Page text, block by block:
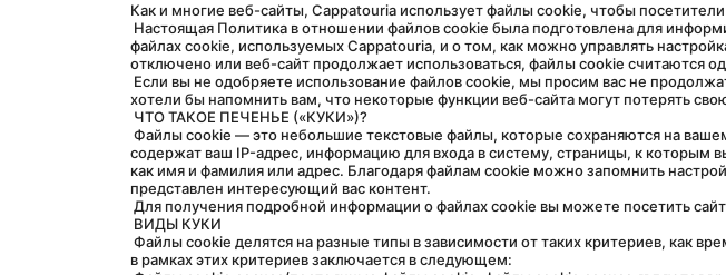
Как и многие веб-сайты, Cappatouria использует файлы cookie, чтобы
файлах cookie, используемых Cappatouria, и о том, как можно управлять
отключено или веб-сайт продолжает использоваться, файлы cookie считаются
хотели бы напомнить вам, что некоторые функции веб-сайта могут потерять
ЧТО ТАКОЕ ПЕЧЕНЬЕ («КУКИ»)?
содержат ваш IP-адрес, информацию для входа в систему, страницы, к которым
как имя и фамилия или адрес. Благодаря файлам cookie можно запомнить
представлен интересующий вас контент.
Для получения подробной информации о файлах cookie вы можете посетить
ВИДЫ КУКИ
в рамках этих критериев заключается в следующем: